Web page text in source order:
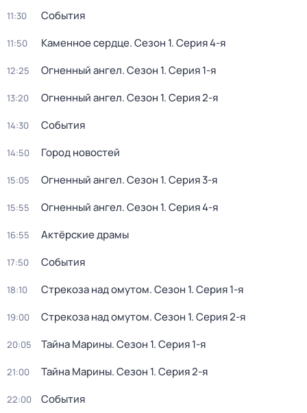
11:30 События
11:50 Каменное сердце. Сезон 1. Серия 4-я
12:25 Огненный ангел. Сезон 1. Серия 1-я
13:20 Огненный ангел. Сезон 1. Серия 2-я
14:30 События
14:50 Город новостей
15:05 Огненный ангел. Сезон 1. Серия 3-я
15:55 Огненный ангел. Сезон 1. Серия 4-я
16:55 Актёрские драмы
17:50 События
18:10 Стрекоза над омутом. Сезон 1. Серия 1-я
19:00 Стрекоза над омутом. Сезон 1. Серия 2-я
20:05 Тайна Марины. Сезон 1. Серия 1-я
21:00 Тайна Марины. Сезон 1. Серия 2-я
22:00 События